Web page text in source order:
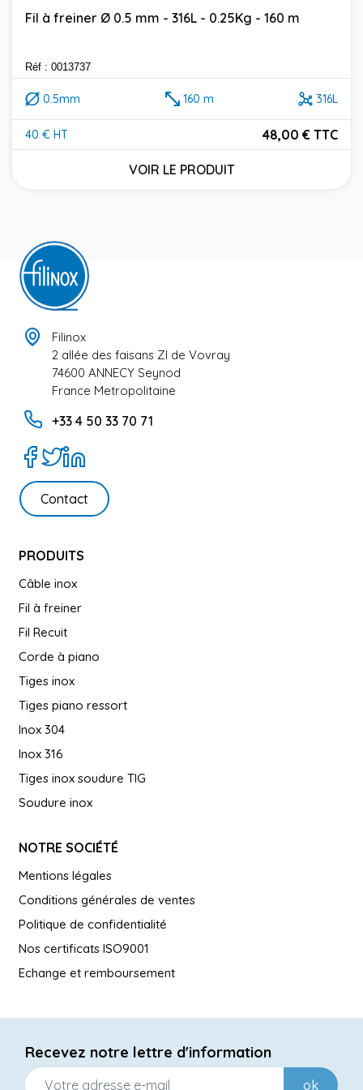
Fil à freiner Ø 0.5 mm - 316L - 0.25Kg - 160 m
Réf : 0013737
0.5mm 160 m 316L
40 € HT
Prix
48,00 € TTC
VOIR LE PRODUIT
Filinox
2 allée des faisans ZI de Vovray
74600 ANNECY Seynod
France Metropolitaine
+33 4 50 33 70 71
Contact
PRODUITS
Câble inox
Fil à freiner
Fil Recuit
Corde à piano
Tiges inox
Tiges piano ressort
Inox 304
Inox 316
Tiges inox soudure TIG
Soudure inox
NOTRE SOCIÉTÉ
Mentions légales
Conditions générales de ventes
Politique de confidentialité
Nos certificats ISO9001
Echange et remboursement
Recevez notre lettre d'information
ok